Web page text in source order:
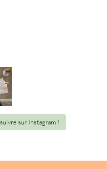
sur Instagram !